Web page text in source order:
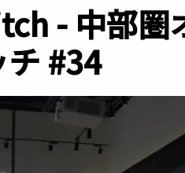
- 中部圏
#34